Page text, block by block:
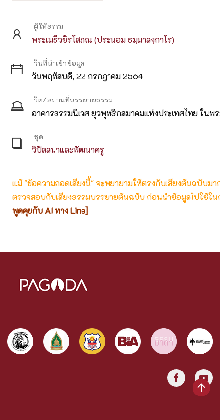
ผู้ให้ธรรม
พระเมธีวชิรโสภณ (ประนอม ธมฺมาลงฺกาโร)
วันที่นำเข้าข้อมูล
วันพฤหัสบดี, 22 กรกฎาคม 2564
วัด/สถานที่บรรยายธรรม
อาคารธรรมนิเวศ ยุวพุทธิกสมาคมแห่งประเทศไทย ในพ
ชุด
วิปัสสนาและพัฒนาครู
แม้ "ข้อความถอดเสียงนี้" จะพยายามให้ตรงกับเสียงต้นฉบับม
ตรวจสอบกับเสียงธรรมบรรยายต้นฉบับ ก่อนนำข้อมูลไปใช้ใน
พูดคุยกับ AI ทาง Line]